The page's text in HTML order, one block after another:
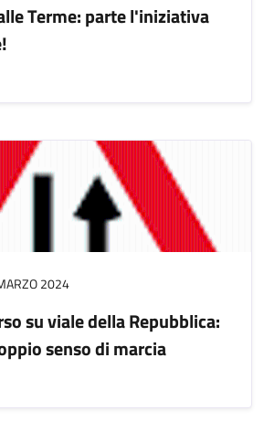
Terme: parte l'iniziativa
2024
su viale della Repubblica:
senso di marcia